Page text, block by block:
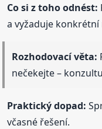
Co si z toho odnést:
a vyžaduje konkrétní
Rozhodovací věta:
nečekejte –
Praktický dopad:
včasné řešení.